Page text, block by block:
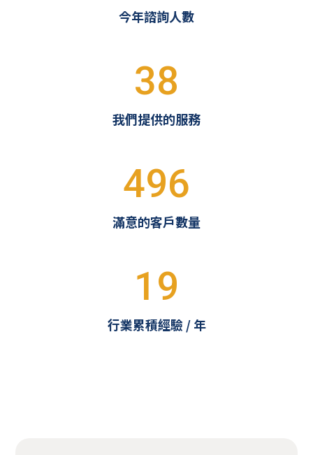
今年諮詢人數
38
我們提供的服務
496
滿意的客戶數量
19
行業累積經驗 / 年